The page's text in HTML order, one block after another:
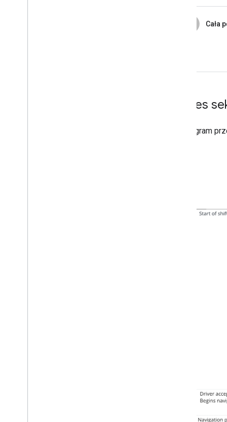
Cała
Proces
Ten diagram